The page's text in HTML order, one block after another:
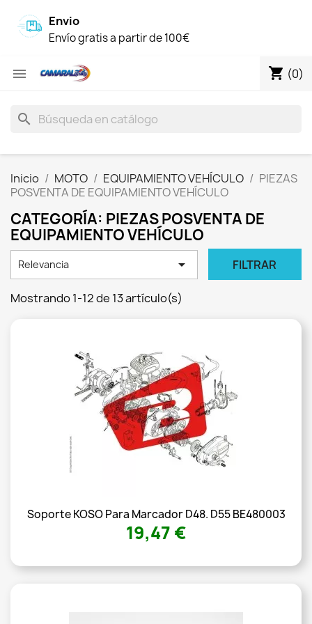
Envio
Envío gratis a partir de 100€
 shopping_cart (0)
search
Inicio MOTO EQUIPAMIENTO VEHÍCULO
PIEZAS
POSVENTA DE EQUIPAMIENTO VEHÍCULO
CATEGORÍA: PIEZAS POSVENTA DE
EQUIPAMIENTO VEHÍCULO
Relevancia  FILTRAR
Mostrando 1-12 de 13 artículo(s)
Soporte KOSO Para Marcador D48. D55 BE480003
19,47 €